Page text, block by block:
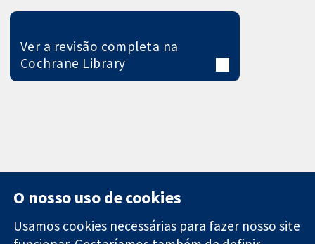
Ver a revisão completa na
Cochrane Library
O nosso uso de cookies
Usamos cookies necessárias para fazer nosso site